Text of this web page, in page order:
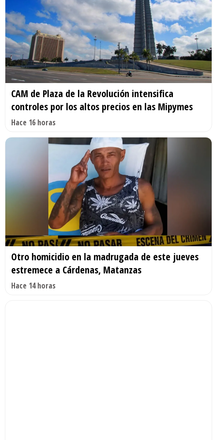
CAM de Plaza de la Revolución intensifica
controles por los altos precios en las Mipymes
Hace 16 horas
Otro homicidio en la madrugada de este jueves
estremece a Cárdenas, Matanzas
Hace 14 horas